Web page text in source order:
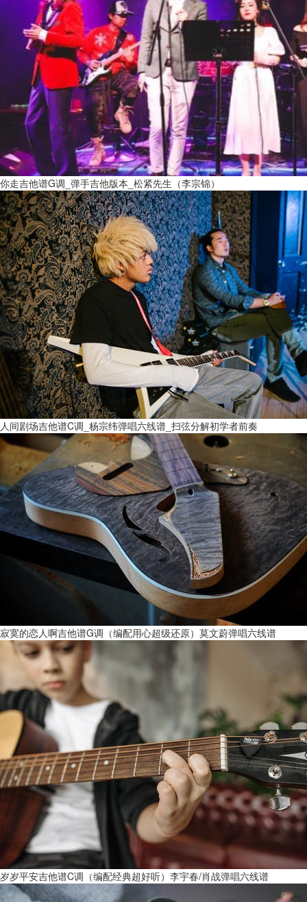
你走吉他谱G调_弹手吉他版本_松紧先生（李宗锦）
人间剧场吉他谱C调_杨宗纬弹唱六线谱_扫弦分解初学者前奏
寂寞的恋人啊吉他谱G调（编配用心超级还原）莫文蔚弹唱六线谱
岁岁平安吉他谱C调（编配经典超好听）李宇春/肖战弹唱六线谱